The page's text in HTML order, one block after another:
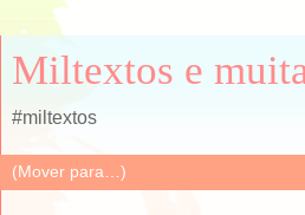
Miltextos e
#miltextos